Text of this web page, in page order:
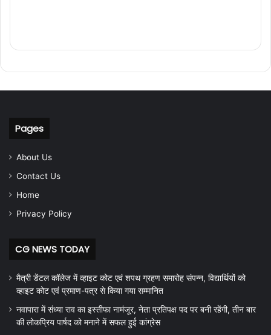
Pages
About Us
Contact Us
Home
Privacy Policy
CG NEWS TODAY
मैत्री डेंटल कॉलेज में व्हाइट कोट एवं शपथ ग्रहण समारोह संपन्न, विद्यार्थियों को
व्हाइट कोट एवं प्रमाण-पत्र से किया गया सम्मानित
नवापारा में संध्या राव का इस्तीफा नामंजूर, नेता प्रतिपक्ष पद पर बनी रहेंगी, तीन बार
की लोकप्रिय पार्षद को मनाने में सफल हुई कांग्रेस